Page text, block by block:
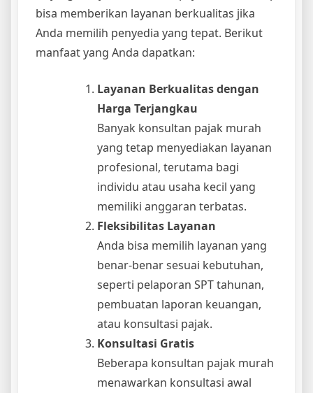
bisa memberikan layanan berkualitas jika
Anda memilih penyedia yang tepat. Berikut
manfaat yang Anda dapatkan:
Layanan Berkualitas dengan
Harga Terjangkau
Banyak konsultan pajak murah
yang tetap menyediakan layanan
profesional, terutama bagi
individu atau usaha kecil yang
memiliki anggaran terbatas.
Fleksibilitas Layanan
Anda bisa memilih layanan yang
benar-benar sesuai kebutuhan,
seperti pelaporan SPT tahunan,
pembuatan laporan keuangan,
atau konsultasi pajak.
Konsultasi Gratis
Beberapa konsultan pajak murah
menawarkan konsultasi awal